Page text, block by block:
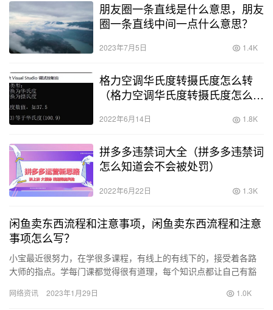
朋友圈一条直线是什么意思，朋友
圈一条直线中间一点什么意思？
2023年7月5日 1.4K
格力空调华氏度转摄氏度怎么转
（格力空调华氏度转摄氏度怎么
2022年6月14日 1.8K
拼多多违禁词大全（拼多多违禁词
怎么知道会不会被处罚）
2022年6月22日 1.3K
闲鱼卖东西流程和注意事项，闲鱼卖东西流程和注意
事项怎么写？
小宝最近很努力，在学很多课程，有线上的有线下的，接受着各路
大师的指点。学每门课都觉得很有道理，每个知识点都让自己有豁
间的观…
网络资讯 2023年1月29日 1.0K